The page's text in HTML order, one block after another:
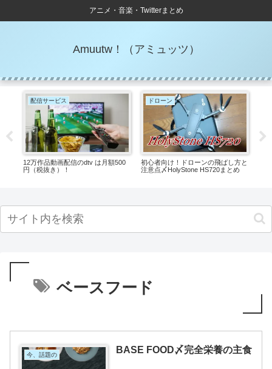
アニメ・音楽・Twitterまとめ
Amuutw！（アミュッツ）
配信サービス
12万作品動画配信のdtv は月額500
円（税抜き）！
ドローン
初心者向け！ドローンの飛ばし方と
注意点〆HolyStone HS720まとめ
ベースフード
今、話題の BASE FOOD〆完全栄養の主食